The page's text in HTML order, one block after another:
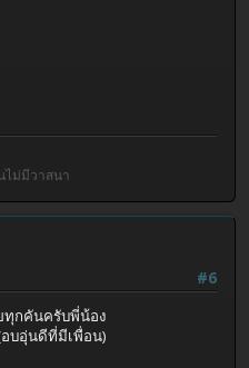
ไม่มีวาสนา
#6
ทุกคันครับพี่น้อง
บอุ่นดีที่มีเพื่อน)